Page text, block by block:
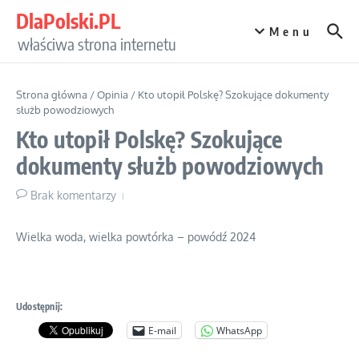
DlaPolski.PL
właściwa strona internetu
Menu
Strona główna /Opinia / Kto utopił Polskę? Szokujące dokumenty
służb powodziowych
Kto utopił Polskę? Szokujące
dokumenty służb powodziowych
Brak komentarzy
Wielka woda, wielka powtórka – powódź 2024
Udostępnij:
E-mail WhatsApp